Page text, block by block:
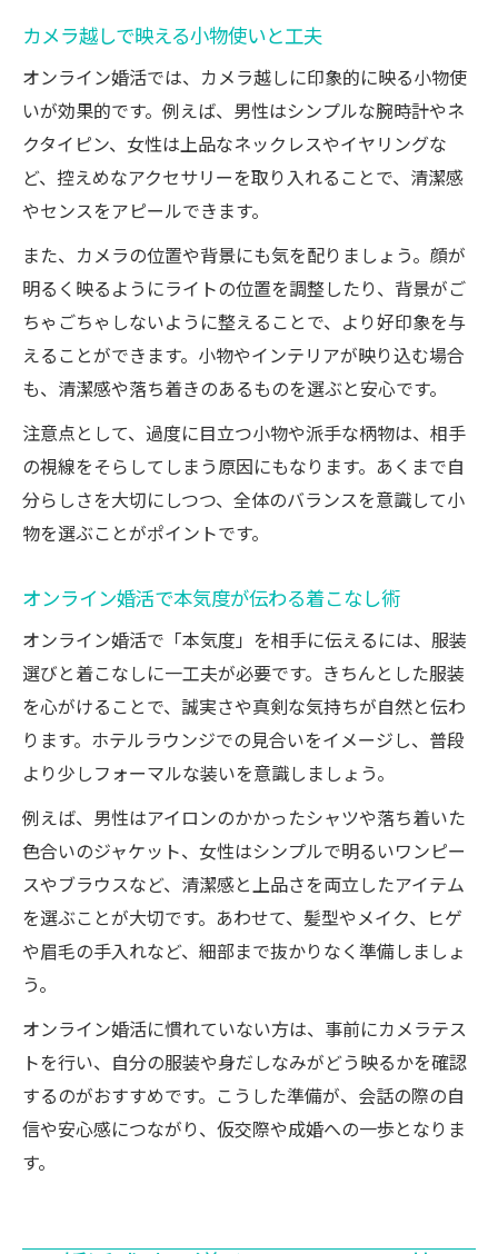
カメラ越しで映える小物使いと工夫
オンライン婚活では、カメラ越しに印象的に映る小物使
いが効果的です。例えば、男性はシンプルな腕時計やネ
クタイピン、女性は上品なネックレスやイヤリングな
ど、控えめなアクセサリーを取り入れることで、清潔感
やセンスをアピールできます。
また、カメラの位置や背景にも気を配りましょう。顔が
明るく映るようにライトの位置を調整したり、背景がご
ちゃごちゃしないように整えることで、より好印象を与
えることができます。小物やインテリアが映り込む場合
も、清潔感や落ち着きのあるものを選ぶと安心です。
注意点として、過度に目立つ小物や派手な柄物は、相手
の視線をそらしてしまう原因にもなります。あくまで自
分らしさを大切にしつつ、全体のバランスを意識して小
物を選ぶことがポイントです。
オンライン婚活で本気度が伝わる着こなし術
オンライン婚活で「本気度」を相手に伝えるには、服装
選びと着こなしに一工夫が必要です。きちんとした服装
を心がけることで、誠実さや真剣な気持ちが自然と伝わ
ります。ホテルラウンジでの見合いをイメージし、普段
より少しフォーマルな装いを意識しましょう。
例えば、男性はアイロンのかかったシャツや落ち着いた
色合いのジャケット、女性はシンプルで明るいワンピー
スやブラウスなど、清潔感と上品さを両立したアイテム
を選ぶことが大切です。あわせて、髪型やメイク、ヒゲ
や眉毛の手入れなど、細部まで抜かりなく準備しましょ
う。
オンライン婚活に慣れていない方は、事前にカメラテス
トを行い、自分の服装や身だしなみがどう映るかを確認
するのがおすすめです。こうした準備が、会話の際の自
信や安心感につながり、仮交際や成婚への一歩となりま
す。